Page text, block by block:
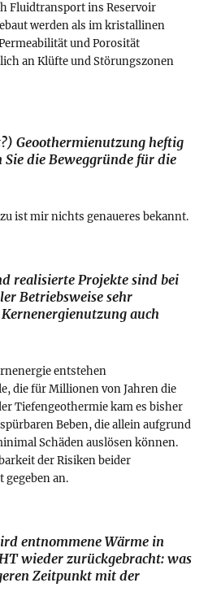
Fluidtransport ins Reservoir
werden als im kristallinen
und Porosität
an Klüfte und Störungszonen
Geoothermienutzung heftig
die Beweggründe für die
ist mir nichts genaueres bekannt.
realisierte Projekte sind bei
Betriebsweise sehr
auch
entstehen
die für Millionen von Jahren die
Tiefengeothermie kam es bisher
Beben, die allein aufgrund
Schäden auslösen können.
der Risiken beider
gegeben an.
entnommene Wärme in
wieder zurückgebracht: was
Zeitpunkt mit der